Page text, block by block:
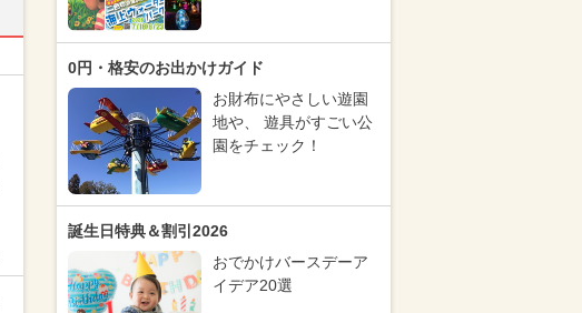
0円・格安のお出かけガイド
お財布にやさしい遊園
地や、 遊具がすごい公
園をチェック！
誕生日特典＆割引2026
おでかけバースデーア
イデア20選